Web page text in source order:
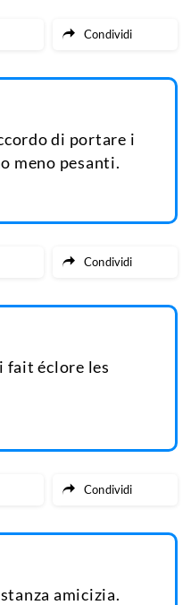
Condividi
di portare i
meno pesanti.
Condividi
fait éclore les
Condividi
amicizia.